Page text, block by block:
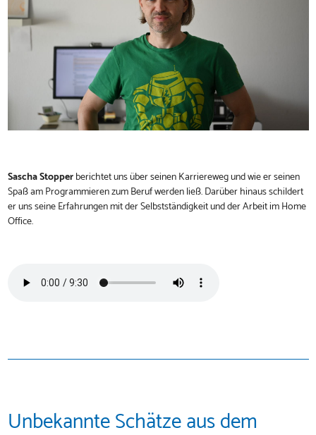
Sascha Stopperberichtet uns über seinen Karriereweg und wie er seinen
Spaß am Programmieren zum Beruf werden ließ. Darüber hinaus schildert
er uns seine Erfahrungen mit der Selbstständigkeit und der Arbeit im Home
Office.
Unbekannte Schätze aus dem